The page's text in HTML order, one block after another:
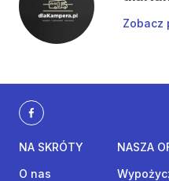
Zobacz
NA SKRÓTY
O nas
NASZA